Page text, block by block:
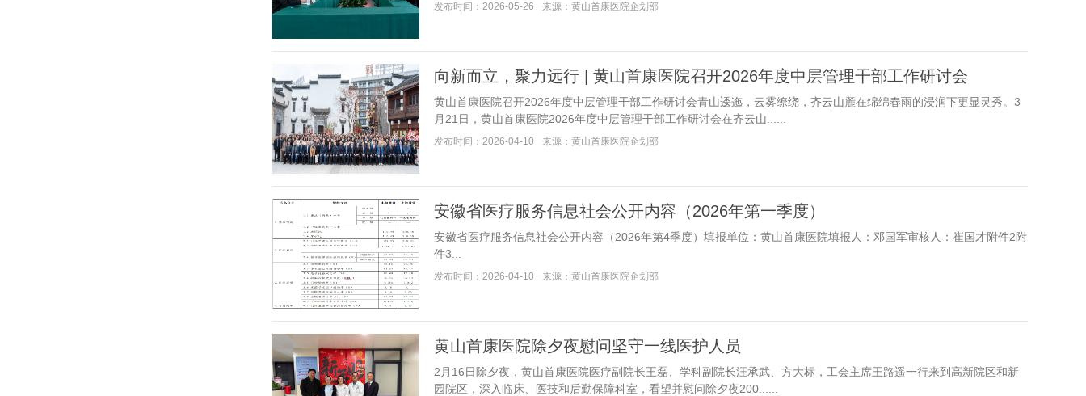
发布时间：2026-05-26 来源：黄山首康医院企划部
向新而立，聚力远行 | 黄山首康医院召开2026年度中层管理干部工作研讨会
黄山首康医院召开2026年度中层管理干部工作研讨会青山逶迤，云雾缭绕，齐云山麓在绵绵春雨的浸润下更显灵秀。3
月21日，黄山首康医院2026年度中层管理干部工作研讨会在齐云山......
发布时间：2026-04-10 来源：黄山首康医院企划部
安徽省医疗服务信息社会公开内容（2026年第一季度）
安徽省医疗服务信息社会公开内容（2026年第4季度）填报单位：黄山首康医院填报人：邓国军审核人：崔国才附件2附
件3...
发布时间：2026-04-10 来源：黄山首康医院企划部
黄山首康医院除夕夜慰问坚守一线医护人员
2月16日除夕夜，黄山首康医院医疗副院长王磊、学科副院长汪承武、方大标，工会主席王路遥一行来到高新院区和新
园院区，深入临床、医技和后勤保障科室，看望并慰问除夕夜200......